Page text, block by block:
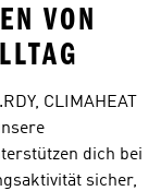
VON
CLIMAHEAT
dich bei
sicher,